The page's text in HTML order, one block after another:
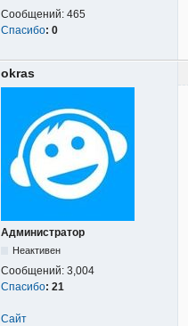
Сообщений: 465
Спасибо: 0
okras
Администратор
Неактивен
Сообщений: 3,004
Спасибо: 21
Сайт